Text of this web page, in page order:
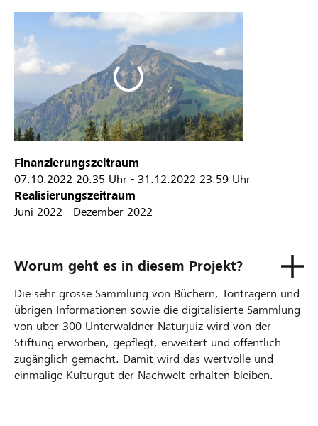
Finanzierungszeitraum
07.10.2022 20:35 Uhr - 31.12.2022 23:59 Uhr
Realisierungszeitraum
Juni 2022 - Dezember 2022
Worum geht es in diesem Projekt?
Die sehr grosse Sammlung von Büchern, Tonträgern und
übrigen Informationen sowie die digitalisierte Sammlung
von über 300 Unterwaldner Naturjuiz wird von der
Stiftung erworben, gepflegt, erweitert und öffentlich
zugänglich gemacht. Damit wird das wertvolle und
einmalige Kulturgut der Nachwelt erhalten bleiben.